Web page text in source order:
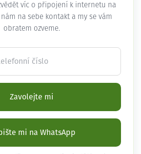
víc o připojení k internetu na
na sebe kontakt a my se vám
obratem ozveme.
číslo
Zavolejte mi
mi na WhatsApp